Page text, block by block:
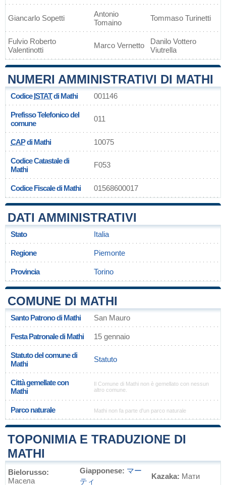
Giancarlo Sopetti
Antonio
Tomaino
Tommaso Turinetti
Fulvio Roberto
Valentinotti
Marco Vernetto
Danilo Vottero
Viutrella
NUMERI AMMINISTRATIVI DI MATHI
CodiceISTATdi Mathi 001146
Prefisso Telefonico del
comune
011
CAPdi Mathi 10075
Codice Catastale di
Mathi
F053
Codice Fiscale di Mathi 01568600017
DATI AMMINISTRATIVI
Stato Italia
Regione Piemonte
Provincia Torino
COMUNE DI MATHI
Santo Patrono di Mathi San Mauro
Festa Patronale di Mathi 15 gennaio
Statuto del comune di
Mathi
Statuto
Città gemellate con
Mathi
Il Comune di Mathi non è gemellato con nessun
altro comune.
Parco naturale Mathi non fa parte d'un parco naturale
TOPONIMIA E TRADUZIONE DI
MATHI
Bielorusso:
Масела
Giapponese: マー
ティ
Kazaka: Мати